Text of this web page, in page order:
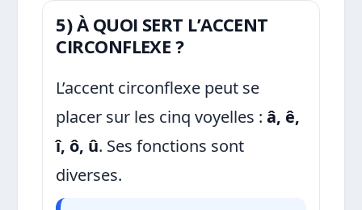
5) À QUOI SERT L’ACCENT
CIRCONFLEXE ?
L’accent circonflexe peut se
placer sur les cinq voyelles :â, ê,
î, ô, û. Ses fonctions sont
diverses.